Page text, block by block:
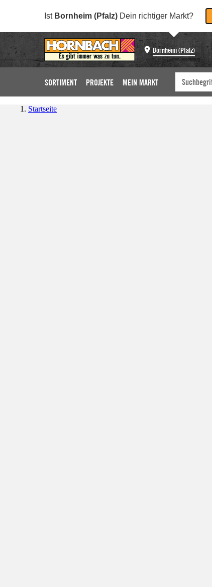
Ist Bornheim (Pfalz) Dein richtiger Markt?
Bornheim (Pfalz)
SORTIMENT PROJEKTE MEIN MARKT
Startseite